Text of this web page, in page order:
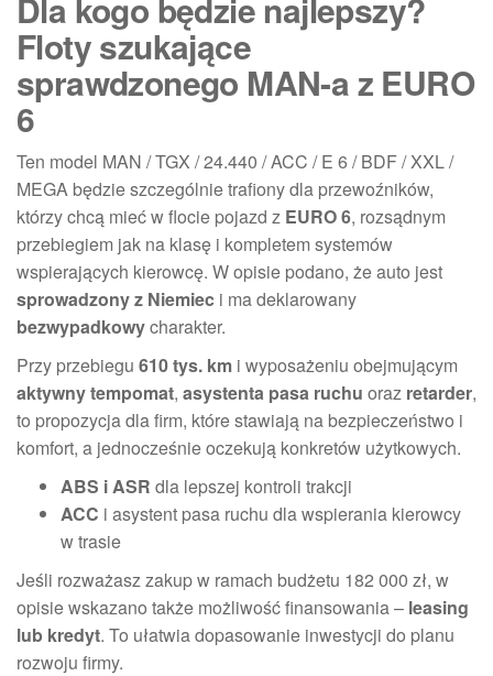
Floty szukające
sprawdzonego MAN-a z EURO
6
Ten model MAN / TGX / 24.440 / ACC / E 6 / BDF / XXL /
MEGA będzie szczególnie trafiony dla przewoźników,
którzy chcą mieć w flocie pojazd z EURO 6, rozsądnym
przebiegiem jak na klasę i kompletem systemów
wspierających kierowcę. W opisie podano, że auto jest
sprowadzony z Niemiec i ma deklarowany
bezwypadkowycharakter.
Przy przebiegu 610 tys. km i wyposażeniu obejmującym
aktywny tempomat, asystenta pasa ruchu oraz retarder,
to propozycja dla firm, które stawiają na bezpieczeństwo i
komfort, a jednocześnie oczekują konkretów użytkowych.
ABS i ASR dla lepszej kontroli trakcji
ACC i asystent pasa ruchu dla wspierania kierowcy
w trasie
Jeśli rozważasz zakup w ramach budżetu 182 000 zł, w
opisie wskazano także możliwość finansowania – leasing
lub kredyt. To ułatwia dopasowanie inwestycji do planu
rozwoju firmy.